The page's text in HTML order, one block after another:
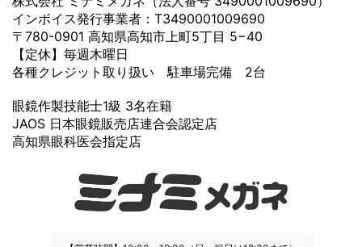
インボイス発行事業者：T3490001009690
〒780-0901 高知県高知市上町5丁目 5−40
【定休】毎週木曜日
各種クレジット取り扱い 駐車場完備 2台
眼鏡作製技能士1級 3名在籍
JAOS 日本眼鏡販売店連合会認定店
高知県眼科医会指定店